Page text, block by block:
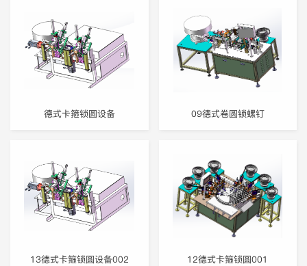
德式卡箍锁圆设备 09德式卷圆锁螺钉
13德式卡箍锁圆设备002 12德式卡箍锁圆001